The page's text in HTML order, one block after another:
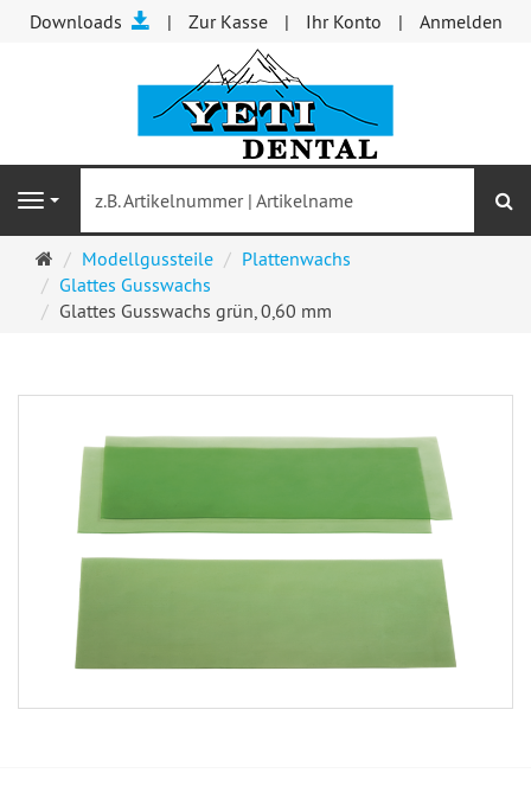
Downloads Zur Kasse Ihr Konto Anmelden
Navigation
Startseite
Modellgussteile
Plattenwachs
Glattes Gusswachs
Glattes Gusswachs grün, 0,60 mm